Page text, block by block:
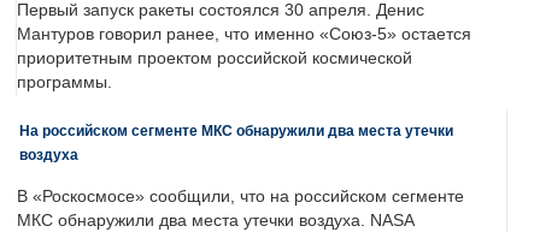
Первый запуск ракеты состоялся 30 апреля. Денис
Мантуров говорил ранее, что именно «Союз-5» остается
приоритетным проектом российской космической
программы.
На российском сегменте МКС обнаружили два места утечки
воздуха
В «Роскосмосе» сообщили, что на российском сегменте
МКС обнаружили два места утечки воздуха. NASA